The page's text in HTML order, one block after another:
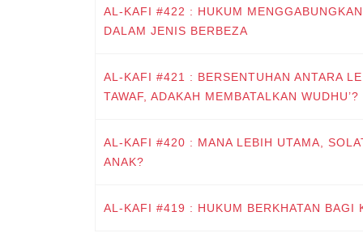
AL-KAFI #422 : HUKUM
DALAM JENIS BERBEZA
AL-KAFI #421 : BERSENTUHAN ANTARA
TAWAF, ADAKAH MEMBATALKAN WUDHU’?
AL-KAFI #420 : MANA LEBIH UTAMA,
ANAK?
AL-KAFI #419 : HUKUM BERKHATAN BAGI